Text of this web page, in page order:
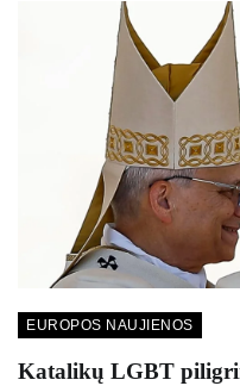
EUROPOS NAUJIENOS
Katalikų LGBT